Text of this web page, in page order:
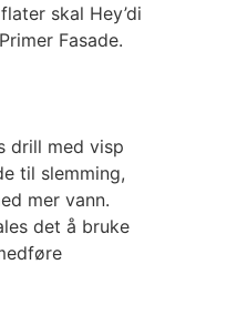
skal Hey’di
Fasade.
drill med visp
til slemming,
mer vann.
det å bruke